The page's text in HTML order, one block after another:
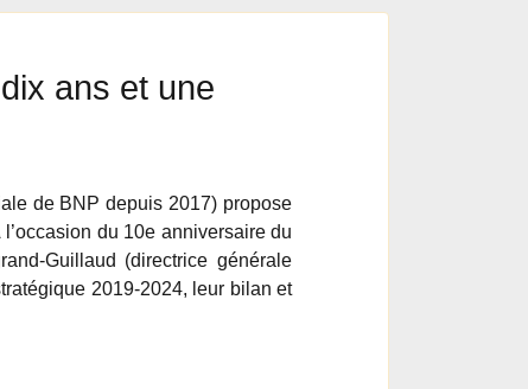
ans et une
de BNP depuis 2017) propose
du 10e anniversaire du
Guillaud (directrice générale
2019-2024, leur bilan et